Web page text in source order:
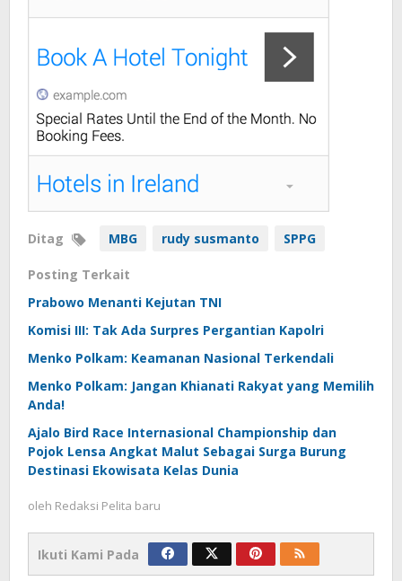
Ditag MBG rudy susmanto SPPG
Posting Terkait
Prabowo Menanti Kejutan TNI
Komisi III: Tak Ada Surpres Pergantian Kapolri
Menko Polkam: Keamanan Nasional Terkendali
Menko Polkam: Jangan Khianati Rakyat yang Memilih
Anda!
Ajalo Bird Race Internasional Championship dan
Pojok Lensa Angkat Malut Sebagai Surga Burung
Destinasi Ekowisata Kelas Dunia
oleh Redaksi Pelita baru
Ikuti Kami Pada